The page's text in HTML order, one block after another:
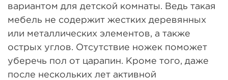
вариантом для детской комнаты. Ведь такая
мебель не содержит жестких деревянных
или металлических элементов, а также
острых углов. Отсутствие ножек поможет
уберечь пол от царапин. Кроме того, даже
после нескольких лет активной